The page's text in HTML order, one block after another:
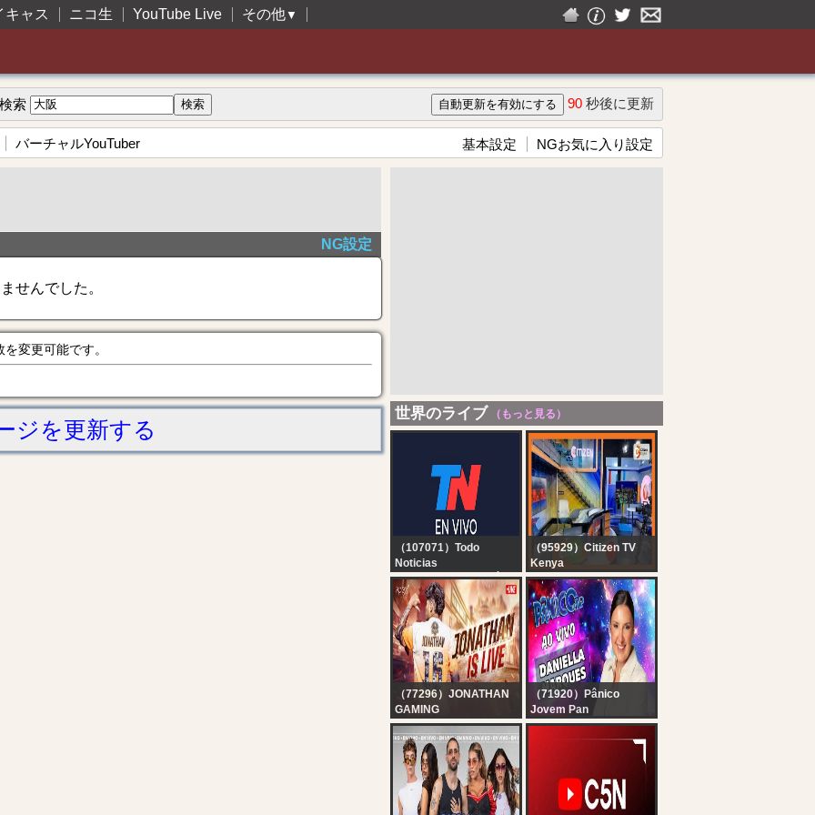
キャス ニコ生 YouTube Live その他▼
検索 90 秒後に更新
バーチャルYouTuber 基本設定 NGお気に入り設定
NG設定
せんでした。
変更可能です。
ジを更新する
世界のライブ （もっと見る）
（107071）Todo
Noticias
TN EN VIVO - SEGUÍ LA
TRANSMISIÓN EN VIVO
DE TODO NOTICIAS
（95929）Citizen TV
Kenya
Citizen TV Live:
（77296）JONATHAN
GAMING
ELIMINATOR OR WHAT
| JONATHAN IS BACK!!
| BGMI!
（71920）Pânico
Jovem Pan
DANIELLA MARQUES
AO VIVO | PÂNICO -